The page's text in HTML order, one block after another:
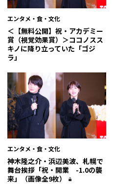
エンタメ・食・文化
＜【無料公開】祝・アカデミー
賞（視覚効果賞）＞ココノスス
キノに降り立っていた「ゴジ
ラ」
エンタメ・食・文化
神木隆之介・浜辺美波、札幌で
舞台挨拶「祝・開業 -1.0の襲
来」（画像全9枚）